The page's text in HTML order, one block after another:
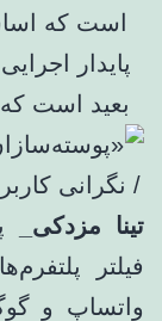
است که
پایدار
بعید است که
تینا مزدکی_
فیلتر
واتساپ و